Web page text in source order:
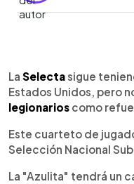
Escuchar
La Selectasigue
Estados Unidos, pero
legionarios como
Este cuarteto de
Selección Nacional
La "Azulita" tendrá un